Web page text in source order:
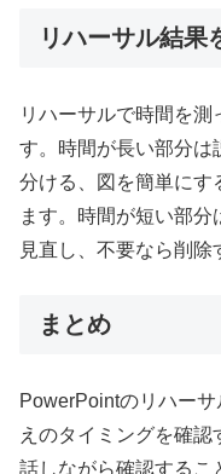
リハーサル結果
リハーサルで時間を測
す。時間が長い部分は
分ける、図を簡単にす
ます。時間が短い部
見直し、不要なら削除
まとめ
PowerPointのリハー
えのタイミングを確
話しながら確認するこ